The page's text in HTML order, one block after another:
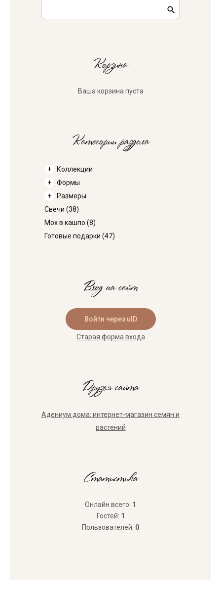
Корзина
Ваша корзина пуста
Категории раздела
Коллекции
Формы
Размеры
Свечи (38)
Мох в кашпо (8)
Готовые подарки (47)
Вход на сайт
Войти через uID
Старая форма входа
Друзья сайта
Адениум дома: интернет-магазин семян и
растений
Статистика
Онлайн всего: 1
Гостей: 1
Пользователей: 0